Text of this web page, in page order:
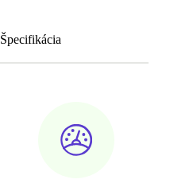
Špecifikácia